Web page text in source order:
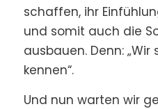
schaffen, ihr
und somit auch die
ausbauen. Denn:
kennen“.
Und nun warten wir